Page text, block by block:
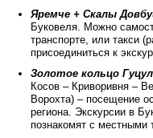
Яремче + Скалы
Буковеля. Можно
транспорте, или такси
присоединиться к
Золотое кольцо
Косов – Криворивня –
Ворохта) – посещение
региона. Экскурсии в
познакомят с местными